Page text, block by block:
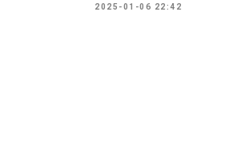
2025-01-06 22:42